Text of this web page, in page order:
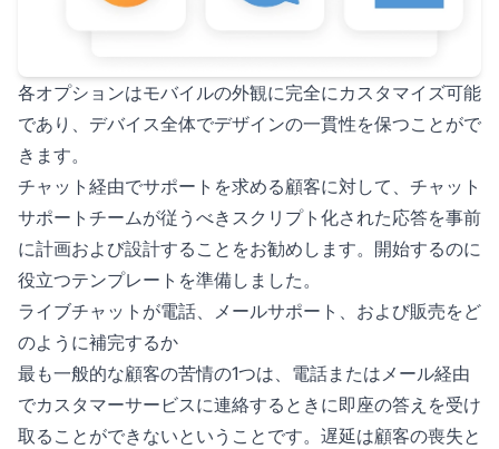
各オプションはモバイルの外観に完全にカスタマイズ可能
であり、デバイス全体でデザインの一貫性を保つことがで
きます。
チャット経由でサポートを求める顧客に対して、チャット
サポートチームが従うべきスクリプト化された応答を事前
に計画および設計することをお勧めします。開始するのに
役立つテンプレートを準備しました。
ライブチャットが電話、メールサポート、および販売をど
のように補完するか
最も一般的な顧客の苦情の1つは、電話またはメール経由
でカスタマーサービスに連絡するときに即座の答えを受け
取ることができないということです。遅延は顧客の喪失と